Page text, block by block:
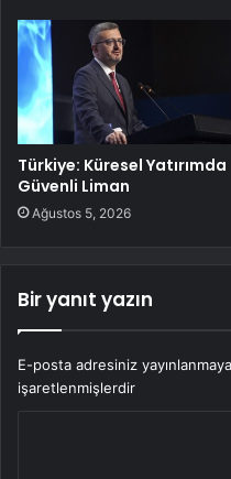
Türkiye: Küresel Yatırımda
Güvenli Liman
Ağustos 5, 2026
Bir yanıt yazın
E-posta adresiniz
işaretlenmişlerdir